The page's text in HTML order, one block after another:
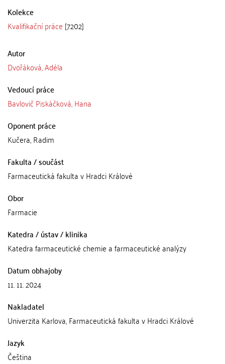
Kolekce
Kvalifikační práce [7202]
Autor
Dvořáková, Adéla
Vedoucí práce
Bavlovič Piskáčková, Hana
Oponent práce
Kučera, Radim
Fakulta / součást
Farmaceutická fakulta v Hradci Králové
Obor
Farmacie
Katedra / ústav / klinika
Katedra farmaceutické chemie a farmaceutické analýzy
Datum obhajoby
11. 11. 2024
Nakladatel
Univerzita Karlova, Farmaceutická fakulta v Hradci Králové
Jazyk
Čeština